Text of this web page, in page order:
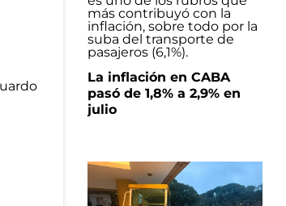
La inflación en CABA
pasó de 1,8% a 2,9% en
julio